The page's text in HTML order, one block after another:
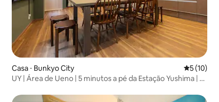
Casa ⋅ Bunkyo City 5 de uma
5 (10)
UY | Área de Ueno | 5 minutos a pé da Estação Yushima | 9
com chuveiro